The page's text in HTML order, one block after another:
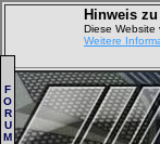
Hinweis
Diese Website
Weitere
F
O
R
U
M